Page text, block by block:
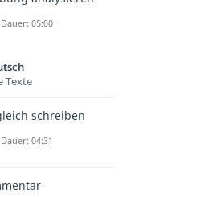
05:00
Texte
schreiben
04:31